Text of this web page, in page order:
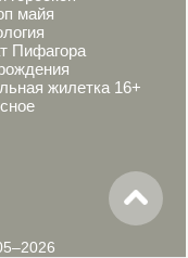
майя
Пифагора
жилетка 16+